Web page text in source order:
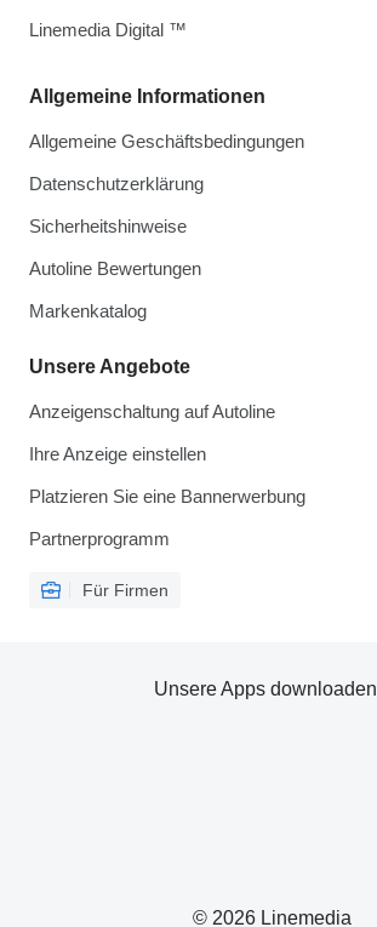
Allgemeine Informationen
Allgemeine Geschäftsbedingungen
Datenschutzerklärung
Sicherheitshinweise
Autoline Bewertungen
Markenkatalog
Unsere Angebote
Anzeigenschaltung auf Autoline
Ihre Anzeige einstellen
Platzieren Sie eine Bannerwerbung
Partnerprogramm
Für Firmen
Linemedia Digital ™
© 2026 Linemedia
Unsere Apps downloaden